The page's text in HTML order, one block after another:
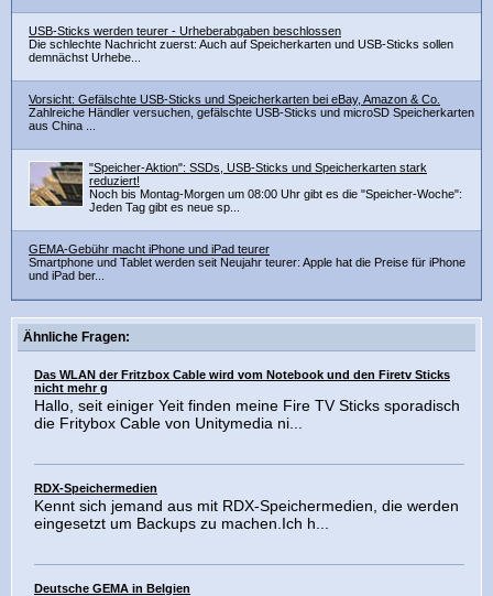
USB-Sticks werden teurer - Urheberabgaben beschlossen
Die schlechte Nachricht zuerst: Auch auf Speicherkarten und USB-Sticks sollen
demnächst Urhebe...
Vorsicht: Gefälschte USB-Sticks und Speicherkarten bei eBay, Amazon & Co.
Zahlreiche Händler versuchen, gefälschte USB-Sticks und microSD Speicherkarten
aus China ...
"Speicher-Aktion": SSDs, USB-Sticks und Speicherkarten stark
reduziert!
Noch bis Montag-Morgen um 08:00 Uhr gibt es die "Speicher-Woche":
Jeden Tag gibt es neue sp...
GEMA-Gebühr macht iPhone und iPad teurer
Smartphone und Tablet werden seit Neujahr teurer: Apple hat die Preise für iPhone
und iPad ber...
Ähnliche Fragen:
Das WLAN der Fritzbox Cable wird vom Notebook und den Firetv Sticks
nicht mehr g
Hallo, seit einiger Yeit finden meine Fire TV Sticks sporadisch
die Fritybox Cable von Unitymedia ni...
RDX-Speichermedien
Kennt sich jemand aus mit RDX-Speichermedien, die werden
eingesetzt um Backups zu machen.Ich h...
Deutsche GEMA in Belgien